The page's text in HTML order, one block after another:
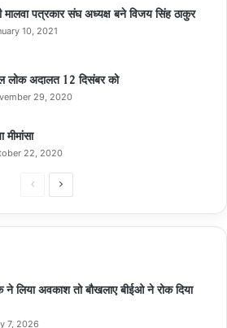
मालवा पत्रकार संघ अध्यक्ष बने विजय सिंह ठाकुर
10, 2021
लोक अदालत 12 दिसंबर को
29, 2020
मीमांसा
22, 2020
PreviousNext
ने लिया अवकाश तो बौखलाए बीईओ ने रोक दिया
7, 2026